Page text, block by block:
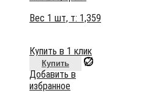
Вес 1 шт, т: 1,359
Купить в 1 клик
Купить
Добавить в
избранное